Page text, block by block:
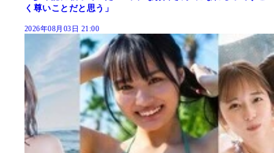
く尊いことだと思う」
2026年08月03日 21:00